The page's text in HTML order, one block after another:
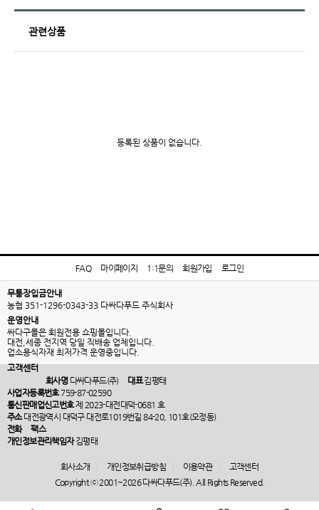
관련상품
등록된 상품이 없습니다.
FAQ 마이페이지 1:1문의 회원가입 로그인
무통장입금안내
농협 351-1296-0343-33 다싸다푸드 주식회사
운영안내
싸다구몰은 회원전용 쇼핑몰입니다.
대전,세종 전지역 당일 직배송 업체입니다.
업소용식자재 최저가격 운영중입니다.
고객센터
회사명다싸다푸드(주) 대표김평태
사업자등록번호759-87-02590
통신판매업신고번호제 2023-대전대덕-0681 호
주소대전광역시 대덕구 대전로1019번길 84-20, 101호(오정동)
전화
팩스
개인정보관리책임자김평태
회사소개 개인정보취급방침 이용약관
고객센터
Copyright ⓒ 2001~2026 다싸다푸드(주). All Rights Reserved.